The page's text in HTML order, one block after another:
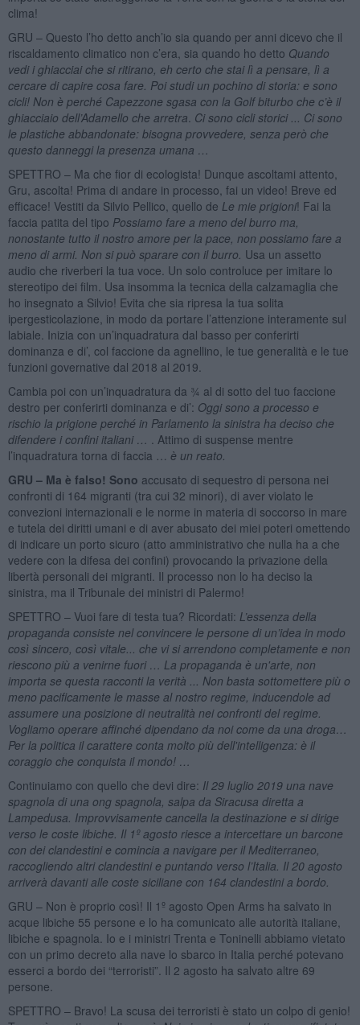
clima!
GRU – Questo l’ho detto anch’io sia quando per anni dicevo che il
riscaldamento climatico non c’era, sia quando ho detto Quando
vedi i ghiacciai che si ritirano, eh certo che stai lì a pensare, lì a
cercare di capire cosa fare. Poi studi un pochino di storia: e sono
cicli! Non è perché Capezzone sgasa con la Golf biturbo che c’è il
ghiacciaio dell’Adamello che arretra Ci sono cicli storici ... Ci sono
le plastiche abbandonate: bisogna provvedere, senza però che
questo danneggi la presenza umana …
SPETTRO – Ma che fior di ecologista! Dunque ascoltami attento,
Gru, ascolta! Prima di andare in processo, fai un video! Breve ed
efficace! Vestiti da Silvio Pellico, quello de Le mie prigioni! Fai la
faccia patita del tipo Possiamo fare a meno del burro ma,
nonostante tutto il nostro amore per la pace, non possiamo fare a
meno di armi. Non si può sparare con il burro. Usa un assetto
audio che riverberi la tua voce. Un solo controluce per imitare lo
stereotipo dei film. Usa insomma la tecnica della calzamaglia che
ho insegnato a Silvio! Evita che sia ripresa la tua solita
ipergesticolazione, in modo da portare l’attenzione interamente sul
labiale. Inizia con un’inquadratura dal basso per conferirti
dominanza e di’, col faccione da agnellino, le tue generalità e le tue
funzioni governative dal 2018 al 2019.
Cambia poi con un’inquadratura da ¾ al di sotto del tuo faccione
destro per conferirti dominanza e di’: Oggi sono a processo e
rischio la prigione perché in Parlamento la sinistra ha deciso che
difendere i confini italiani …
. Attimo di suspense mentre
l’inquadratura torna di faccia … è un reato.
GRU – Ma è falso! Sono accusato di sequestro di persona nei
confronti di 164 migranti (tra cui 32 minori), di aver violato le
convezioni internazionali e le norme in materia di soccorso in mare
e tutela dei diritti umani e di aver abusato dei miei poteri omettendo
di indicare un porto sicuro (atto amministrativo che nulla ha a che
vedere con la difesa dei confini) provocando la privazione della
libertà personali dei migranti. Il processo non lo ha deciso la
sinistra, ma il Tribunale dei ministri di Palermo!
SPETTRO – Vuoi fare di testa tua? Ricordati: L’essenza della
propaganda consiste nel convincere le persone di un’idea in modo
così sincero, così vitale... che vi si arrendono completamente e non
riescono più a venirne fuori … La propaganda è un'arte, non
importa se questa racconti la verità ... Non basta sottomettere più o
meno pacificamente le masse al nostro regime, inducendole ad
assumere una posizione di neutralità nei confronti del regime.
Vogliamo operare affinché dipendano da noi come da una droga…
Per la politica il carattere conta molto più dell'intelligenza: è il
coraggio che conquista il mondo! …
Continuiamo con quello che devi dire: Il 29 luglio 2019 una nave
spagnola di una ong spagnola, salpa da Siracusa diretta a
Lampedusa. Improvvisamente cancella la destinazione e si dirige
verso le coste libiche. Il 1º agosto riesce a intercettare un barcone
con dei clandestini e comincia a navigare per il Mediterraneo,
raccogliendo altri clandestini e puntando verso l’Italia. Il 20 agosto
arriverà davanti alle coste siciliane con 164 clandestini a bordo.
GRU – Non è proprio così! Il 1º agosto Open Arms ha salvato in
acque libiche 55 persone e lo ha comunicato alle autorità italiane,
libiche e spagnola. Io e i ministri Trenta e Toninelli abbiamo vietato
con un primo decreto alla nave lo sbarco in Italia perché potevano
esserci a bordo dei “terroristi”. Il 2 agosto ha salvato altre 69
persone.
SPETTRO – Bravo! La scusa dei terroristi è stato un colpo di genio!